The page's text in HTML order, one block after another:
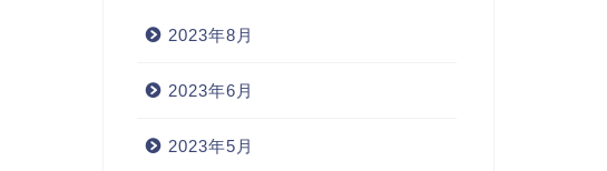
2023年8月
2023年6月
2023年5月